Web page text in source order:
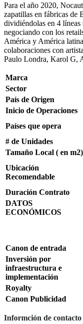
Para el año 2020,
zapatillas en fábricas de
dividiéndolas en 4 líneas
negociando con los
América y América
colaboraciones con
Paulo Londra, Karol G,
Marca
Sector
País de Origen
Inicio de Operaciones
Países que opera
# de Unidades
Tamaño Local ( en m2)
Ubicación
Recomendable
Duración Contrato
DATOS
ECONÓMICOS
Canon de entrada
Inversión por
infraestructura e
implementación
Royalty
Canon Publicidad
Informción de contacto